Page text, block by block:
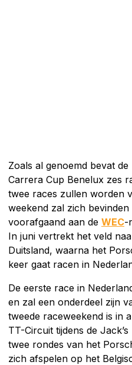
Zoals al genoemd bevat
Carrera Cup Benelux zes
twee races zullen worden
weekend zal zich
voorafgaand aan de WEC-
In juni vertrekt het veld
Duitsland, waarna het
keer gaat racen in
De eerste race in
en zal een onderdeel zijn
tweede raceweekend is in
TT-Circuit tijdens de
twee rondes van het
zich afspelen op het